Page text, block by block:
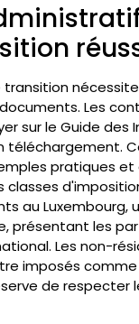
transition
Les
sur le Guide des
téléchargement.
pratiques et
classes
au Luxembourg,
présentant les
Les non-
imposés
de respecter